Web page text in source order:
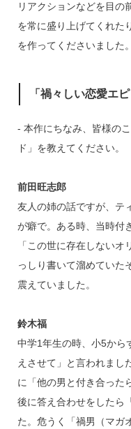
リアクションなどを目の
を常に盛り上げてくれた
を作ってくださいました。
「禍々しい恋愛エ
‐ 本作にちなみ、皆様の
ド」を教えてください。
前田旺志郎
友人の姉の話ですが、テ
が癖で。ある時、当時付
「この世に存在しない
っしり書いて溜めていた
震えていました。
鈴木福
中学1年生の時、小5から
えさせて」と言われまし
に「他の男と付き合った
後に答え合わせをしたら
た。危うく「禍男（マガ